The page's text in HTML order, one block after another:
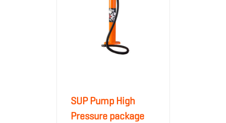
SUP Pump High
Pressure package